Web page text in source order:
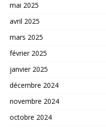
mai 2025
avril 2025
mars 2025
février 2025
janvier 2025
décembre 2024
novembre 2024
octobre 2024